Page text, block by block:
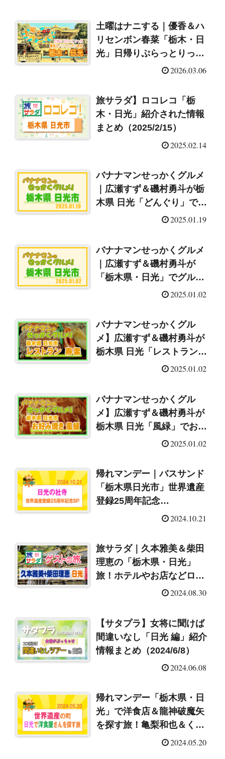
土曜はナニする｜優香＆ハ
リセンボン春菜「栃木・日
光」日帰りぷらっとりっぷ
2026.03.06
旅サラダ】ロコレコ「栃
木・日光」紹介された情報
まとめ（2025/2/15）
2025.02.14
バナナマンせっかくグルメ
｜広瀬すず＆磯村勇斗が栃
木県 日光「どんぐり」で塩
ラーメン＆カレー！2025.01.19
バナナマンせっかくグルメ
｜広瀬すず＆磯村勇斗が
「栃木県・日光」でグルメ
探し！紹介されたロケ地や
2025.01.02
バナナマンせっかくグル
メ】広瀬すず＆磯村勇斗が
栃木県 日光「レストラン寿
楽」600gド迫力ハンバー
2025.01.02
バナナマンせっかくグル
メ】広瀬すず＆磯村勇斗が
栃木県 日光「風緑」でお好
み焼き＆焼きうどん！2025.01.02
帰れマンデー｜バスサンド
「栃木県日光市」世界遺産
登録25周年記念
SP（2024/10/21）2024.10.21
旅サラダ｜久本雅美＆柴田
理恵の「栃木県・日光」
旅！ホテルやお店などロケ
地はここ！（2024/8/31）
2024.08.30
【サタプラ】女将に聞けば
間違いなし「日光 編」紹介
情報まとめ（2024/6/8）
2024.06.08
帰れマンデー「栃木県・日
光」で洋食店＆龍神破魔矢
を探す旅！亀梨和也＆くり
ぃむ有田（2024/5/20）
2024.05.20